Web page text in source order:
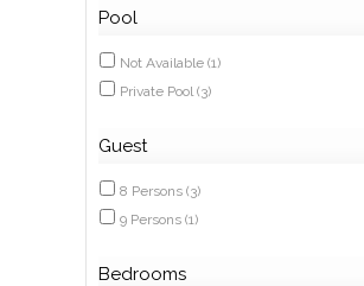
Pool
Not Available (1)
Private Pool (3)
Guest
8 Persons (3)
9 Persons (1)
Bedrooms